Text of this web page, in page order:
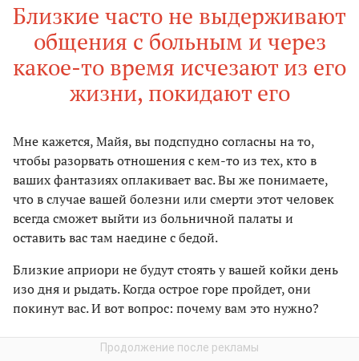
Близкие часто не выдерживают
общения с больным и через
какое-то время исчезают из его
жизни, покидают его
Мне кажется, Майя, вы подспудно согласны на то,
чтобы разорвать отношения с кем-то из тех, кто в
ваших фантазиях оплакивает вас. Вы же понимаете,
что в случае вашей болезни или смерти этот человек
всегда сможет выйти из больничной палаты и
оставить вас там наедине с бедой.
Близкие априори не будут стоять у вашей койки день
изо дня и рыдать. Когда острое горе пройдет, они
покинут вас. И вот вопрос: почему вам это нужно?